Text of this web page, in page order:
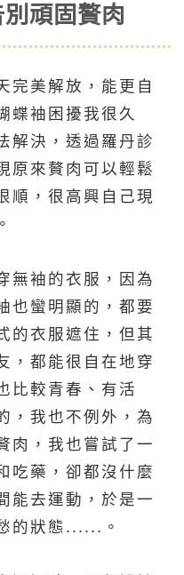
頑固贅肉
完美解放，能更自
蝶袖困擾我很久
解決，透過羅丹診
原來贅肉可以輕鬆
順，很高興自己現
無袖的衣服，因為
也蠻明顯的，都要
的衣服遮住，但其
，都能很自在地穿
比較青春、有活
，我也不例外，為
肉，我也嘗試了一
吃藥，卻都沒什麼
能去運動，於是一
的狀態......。